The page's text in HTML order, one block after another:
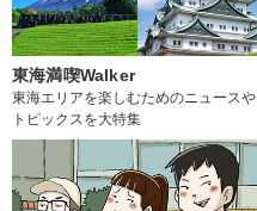
東海満喫Walker
東海エリアを楽しむためのニュースや
トピックスを大特集